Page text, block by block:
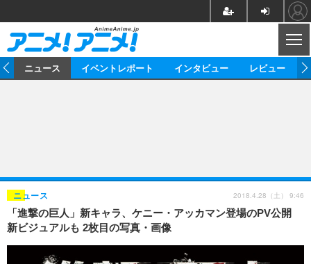
ゲーム グッズ
海外イベント ビジネス
俳優・タレント アーティスト
ビジネス
アニメ 実写
書評 イベント
動画
アニメ 映画/ドラマ
連載・コラム
ニュース イベントレポート インタビュー レビュー
「進撃の巨人」新キャラ、ケニー・アッカマン登場のPV公開
新ビジュアルも 2枚目の写真・画像
ニュース 2018.4.28（土） 9:46